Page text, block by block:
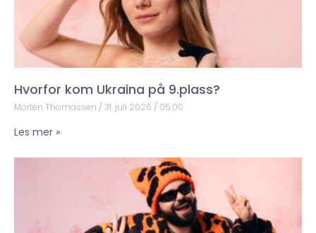
Hvorfor kom Ukraina på 9.plass?
Morten Thomassen 31. juli 2026 05:00
Les mer »